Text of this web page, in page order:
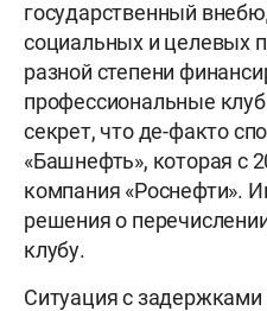
государственный
социальных и целевых
разной степени
профессиональные
секрет, что де-факто
«Башнефть», которая с
компания «Роснефти».
решения о
клубу.
Ситуация с задержками